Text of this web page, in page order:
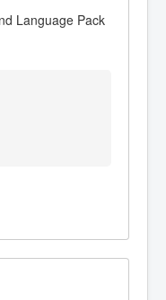
Language Pack